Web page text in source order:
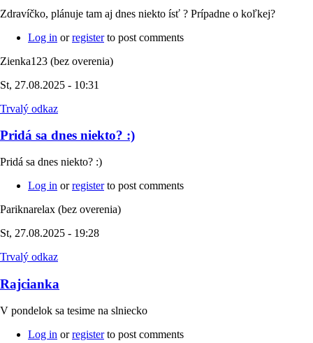
Zdravíčko, plánuje tam aj dnes niekto ísť ? Prípadne o koľkej?
Log in orregisterto post comments
Zienka123 (bez overenia)
St, 27.08.2025 - 10:31
Trvalý odkaz
Pridá sa dnes niekto? :)
Pridá sa dnes niekto? :)
Log in orregisterto post comments
Pariknarelax (bez overenia)
St, 27.08.2025 - 19:28
Trvalý odkaz
Rajcianka
V pondelok sa tesime na slniecko
Log in orregisterto post comments